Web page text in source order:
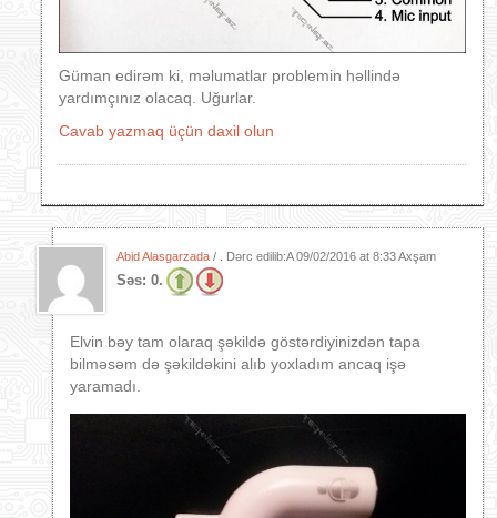
Güman edirəm ki, məlumatlar problemin həllində
yardımçınız olacaq. Uğurlar.
Cavab yazmaq üçün daxil olun
Abid Alasgarzada / . Dərc edilib:A09/02/2016 at 8:33 Axşam
Səs: 0.
Elvin bəy tam olaraq şəkildə göstərdiyinizdən tapa
bilməsəm də şəkildəkini alıb yoxladım ancaq işə
yaramadı.